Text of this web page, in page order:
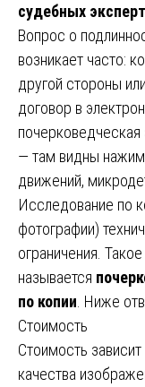
судебных
Вопрос о
возникает часто:
другой стороны
договор в
почерковедческая
— там видны
движений,
Исследование по
фотографии)
ограничения.
называется
по копии . Ниже
Стоимость
Стоимость
качества